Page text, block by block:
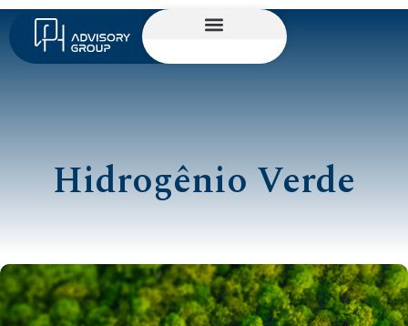
Hidrogênio Verde